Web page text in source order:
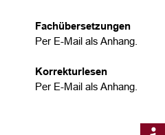
Fachübersetzungen
Per E-Mail als Anhang.
Korrekturlesen
Per E-Mail als Anhang.